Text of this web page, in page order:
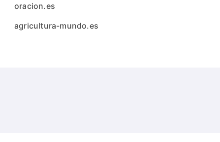
oracion.es
agricultura-mundo.es